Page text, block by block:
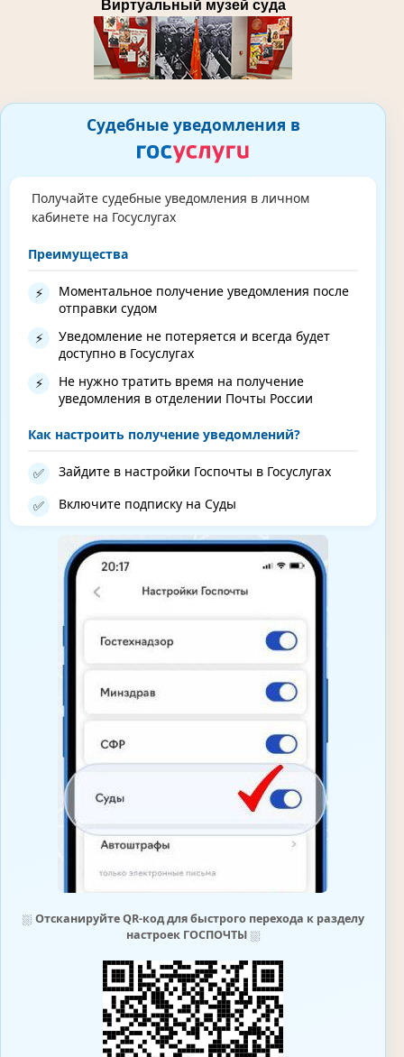
Виртуальный музей суда
Судебные уведомления в
Получайте судебные уведомления в личном
кабинете на Госуслугах
Преимущества
⚡
Моментальное получение уведомления после
отправки судом
⚡
Уведомление не потеряется и всегда будет
доступно в Госуслугах
⚡
Не нужно тратить время на получение
уведомления в отделении Почты России
Как настроить получение уведомлений?
✅ Зайдите в настройки Госпочты в Госуслугах
✅ Включите подписку на Суды
⛆ Отсканируйте QR-код для быстрого перехода к разделу
настроек ГОСПОЧТЫ⛆